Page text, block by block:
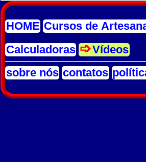
HOME Cursos de
Calculadoras
Vídeos
sobre nós contatos